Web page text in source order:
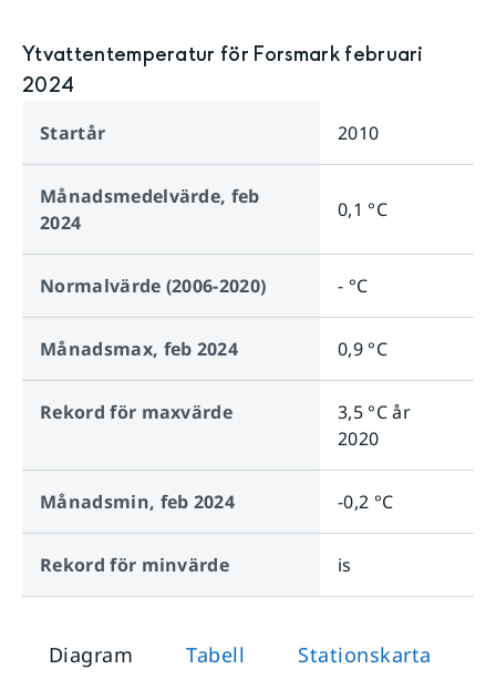
Ytvattentemperatur för Forsmark februari
2024
Startår 2010
Månadsmedelvärde, feb
2024
0,1 °C
Normalvärde (2006-2020) - °C
Månadsmax, feb 2024 0,9 °C
Rekord för maxvärde 3,5 °Cår
2020
Månadsmin, feb 2024 -0,2 °C
Rekord för minvärde is
Diagram Tabell Stationskarta